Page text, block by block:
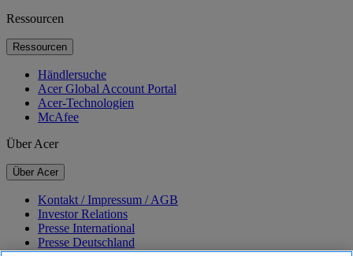
Ressourcen
Ressourcen
Händlersuche
Acer Global Account Portal
Acer-Technologien
McAfee
Über Acer
Über Acer
Kontakt / Impressum / AGB
Investor Relations
Presse International
Presse Deutschland